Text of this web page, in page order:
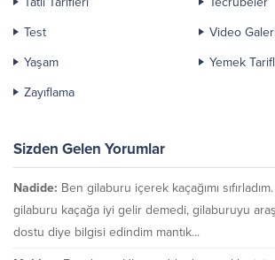
Test
Video
Yaşam
Yemek
Zayıflama
Sizden Gelen Yorumlar
Nadide: Ben gilaburu içerek kaçağımı
gilaburu kaçağa iyi gelir demedi, gilaburuyu
dostu diye bilgisi edindim mantık...